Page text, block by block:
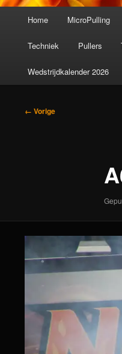
Home MicroPulling
Techniek Pullers
Wedstrijdkalender 2026
Afbeeldingsnavigatie
← Vorige